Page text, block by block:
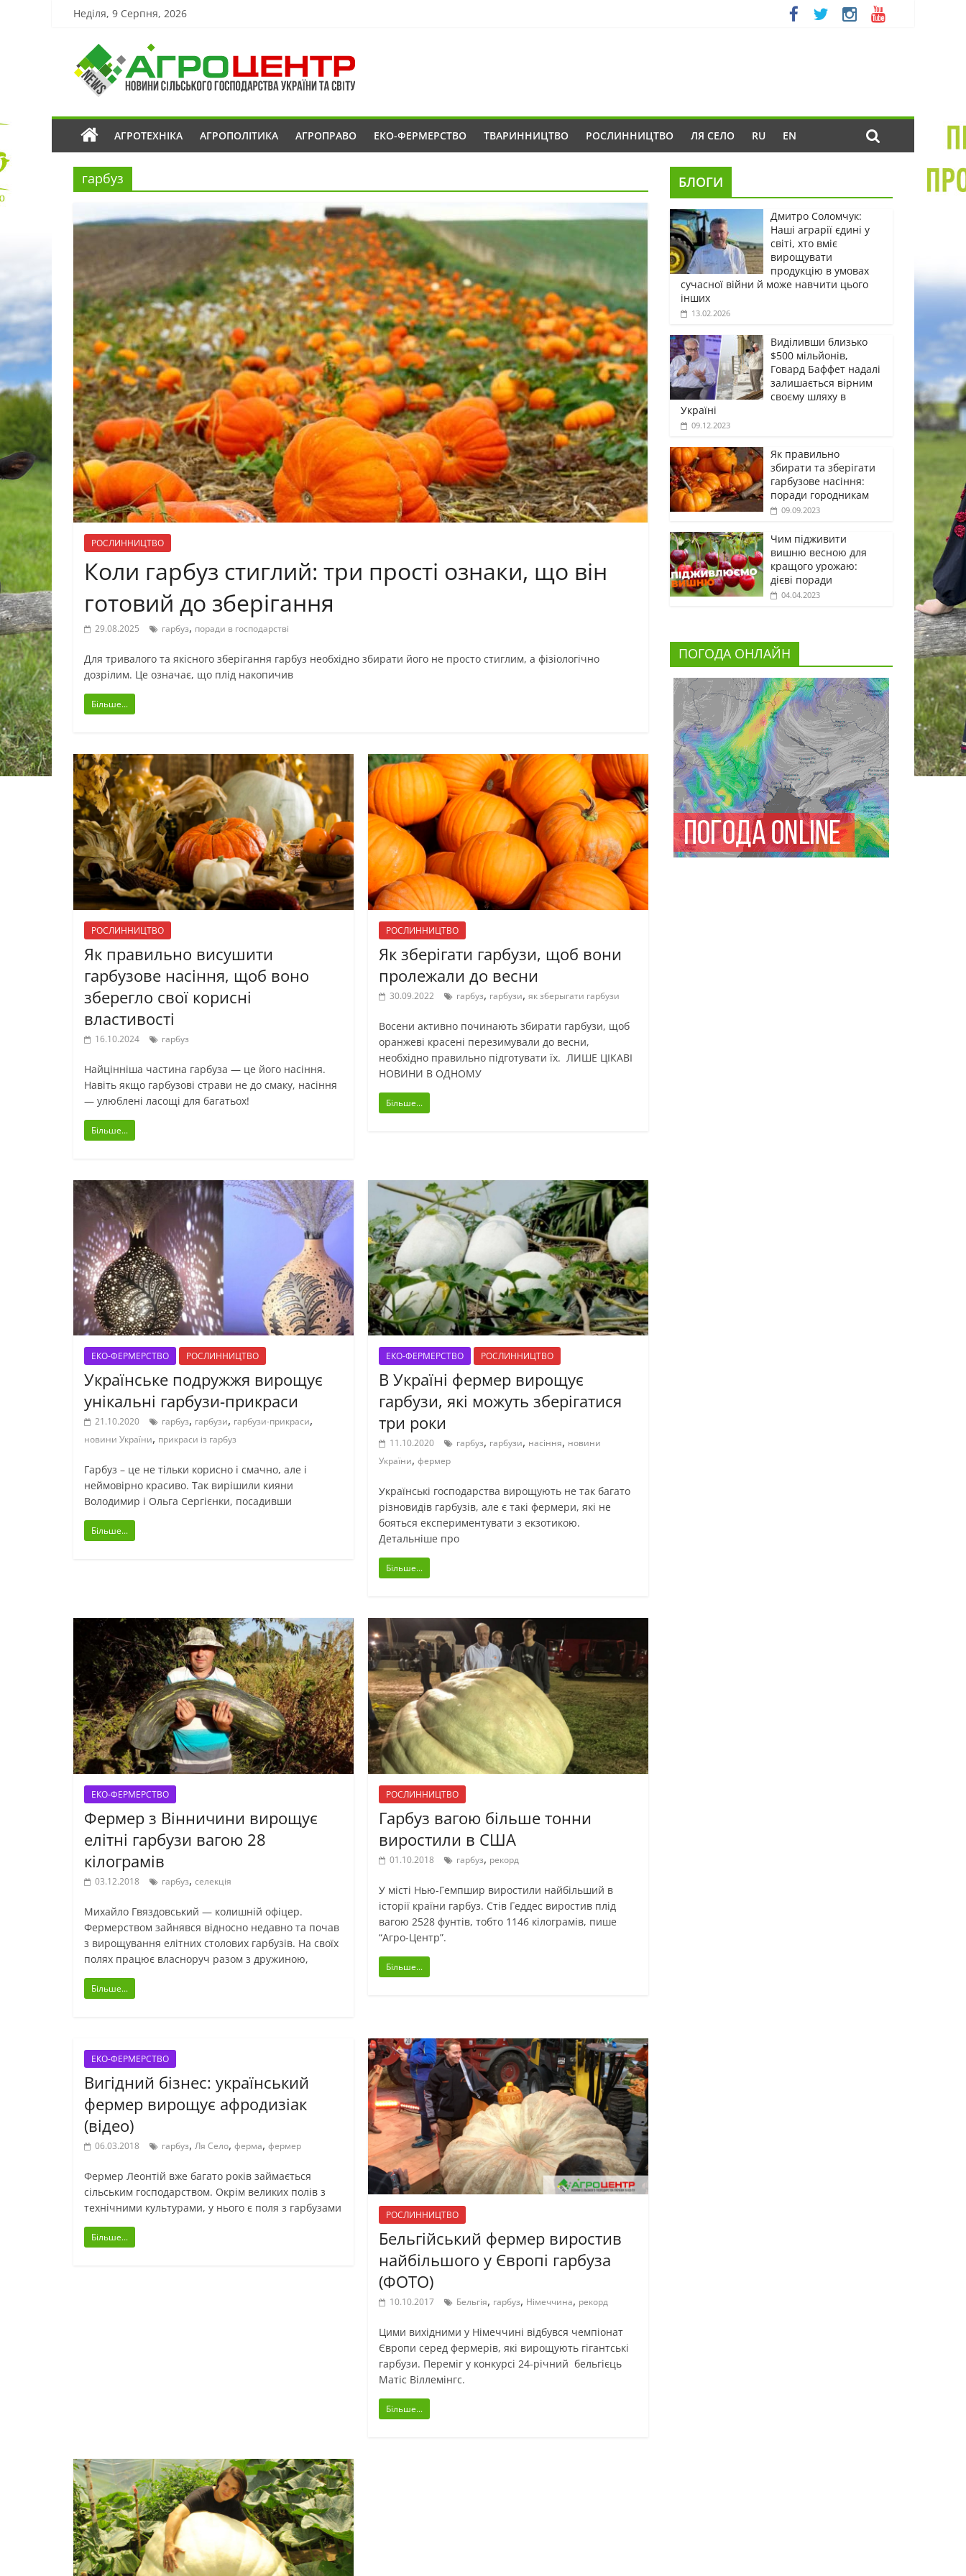
Неділя, 9 Серпня, 2026
АГРОТЕХНІКА АГРОПОЛІТИКА АГРОПРАВО ЕКО-ФЕРМЕРСТВО ТВАРИННИЦТВО РОСЛИННИЦТВО ЛЯ СЕЛО RU EN
гарбуз
РОСЛИННИЦТВО
Коли гарбуз стиглий: три прості ознаки, що він
готовий до зберігання
29.08.2025 гарбуз, поради в господарстві
Для тривалого та якісного зберігання гарбуз необхідно збирати його не просто стиглим, а фізіологічно
дозрілим. Це означає, що плід накопичив
Більше...
РОСЛИННИЦТВО
Як правильно висушити
гарбузове насіння, щоб воно
зберегло свої корисні
властивості
16.10.2024 гарбуз
Найцінніша частина гарбуза — це його насіння.
Навіть якщо гарбузові страви не до смаку, насіння
— улюблені ласощі для багатьох!
Більше...
РОСЛИННИЦТВО
Як зберігати гарбузи, щоб вони
пролежали до весни
30.09.2022 гарбуз, гарбузи,як зберыгати гарбузи
Восени активно починають збирати гарбузи, щоб
оранжеві красені перезимували до весни,
необхідно правильно підготувати їх. ЛИШЕ ЦІКАВІ
НОВИНИ В ОДНОМУ
Більше...
ЕКО-ФЕРМЕРСТВО РОСЛИННИЦТВО
Українське подружжя вирощує
унікальні гарбузи-прикраси
21.10.2020 гарбуз, гарбузи, гарбузи-прикраси,
новини України, прикраси із гарбуз
Гарбуз – це не тільки корисно і смачно, але і
неймовірно красиво. Так вирішили кияни
Володимир і Ольга Сергієнки, посадивши
Більше...
ЕКО-ФЕРМЕРСТВО РОСЛИННИЦТВО
В Україні фермер вирощує
гарбузи, які можуть зберігатися
три роки
11.10.2020 гарбуз, гарбузи, насіння, новини
України,фермер
Українські господарства вирощують не так багато
різновидів гарбузів, але є такі фермери, які не
бояться експериментувати з екзотикою.
Детальніше про
Більше...
ЕКО-ФЕРМЕРСТВО
Фермер з Вінничини вирощує
елітні гарбузи вагою 28
кілограмів
03.12.2018 гарбуз, селекція
Михайло Гвяздовський — колишній офіцер.
Фермерством зайнявся відносно недавно та почав
з вирощування елітних столових гарбузів. На своїх
полях працює власноруч разом з дружиною,
Більше...
РОСЛИННИЦТВО
Гарбуз вагою більше тонни
виростили в США
01.10.2018 гарбуз, рекорд
У місті Нью-Гемпшир виростили найбільший в
історії країни гарбуз. Стів Геддес виростив плід
вагою 2528 фунтів, тобто 1146 кілограмів, пише
“Агро-Центр”.
Більше...
ЕКО-ФЕРМЕРСТВО
Вигідний бізнес: український
фермер вирощує афродизіак
(відео)
06.03.2018 гарбуз, Ля Село, ферма, фермер
Фермер Леонтій вже багато років займається
сільським господарством. Окрім великих полів з
технічними культурами, у нього є поля з гарбузами
Більше...
РОСЛИННИЦТВО
Бельгійський фермер виростив
найбільшого у Європі гарбуза
(ФОТО)
10.10.2017 Бельгія, гарбуз, Німеччина, рекорд
Цими вихідними у Німеччині відбувся чемпіонат
Європи серед фермерів, які вирощують гігантські
гарбузи. Переміг у конкурсі 24-річний бельгієць
Матіс Віллемінгс.
Більше...
БЛОГИ
Дмитро Соломчук:
Наші аграрії єдині у
світі, хто вміє
вирощувати
продукцію в умовах
сучасної війни й може навчити цього
інших
13.02.2026
Виділивши близько
$500 мільйонів,
Говард Баффет надалі
залишається вірним
своєму шляху в
Україні
09.12.2023
Як правильно
збирати та зберігати
гарбузове насіння:
поради городникам
09.09.2023
Чим підживити
вишню весною для
кращого урожаю:
дієві поради
04.04.2023
ПОГОДА ОНЛАЙН